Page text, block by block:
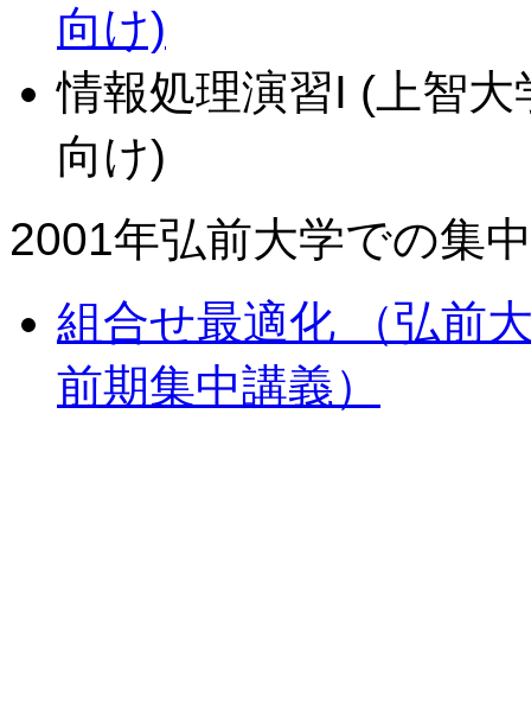
向け)
情報処理演習I (上智
向け)
2001年弘前大学での集
組合せ最適化 （弘前
前期集中講義）